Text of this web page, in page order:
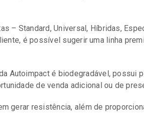
– Standard, Universal, Híbridas,
é possível sugerir uma linha
Autoimpact é biodegradável, possui
de venda adicional ou de
gerar resistência, além de